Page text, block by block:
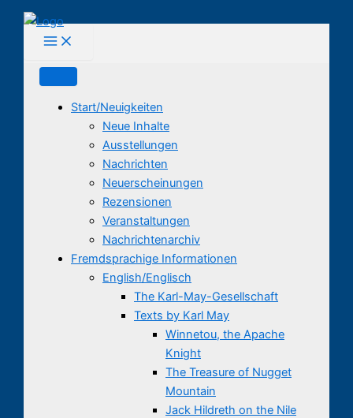
Inhalt
springen
Start/Neuigkeiten
Neue Inhalte
Ausstellungen
Nachrichten
Neuerscheinungen
Rezensionen
Veranstaltungen
Nachrichtenarchiv
Fremdsprachige Informationen
English/Englisch
The Karl-May-Gesellschaft
Texts by Karl May
Winnetou, the Apache
Knight
The Treasure of Nugget
Mountain
Jack Hildreth on the Nile